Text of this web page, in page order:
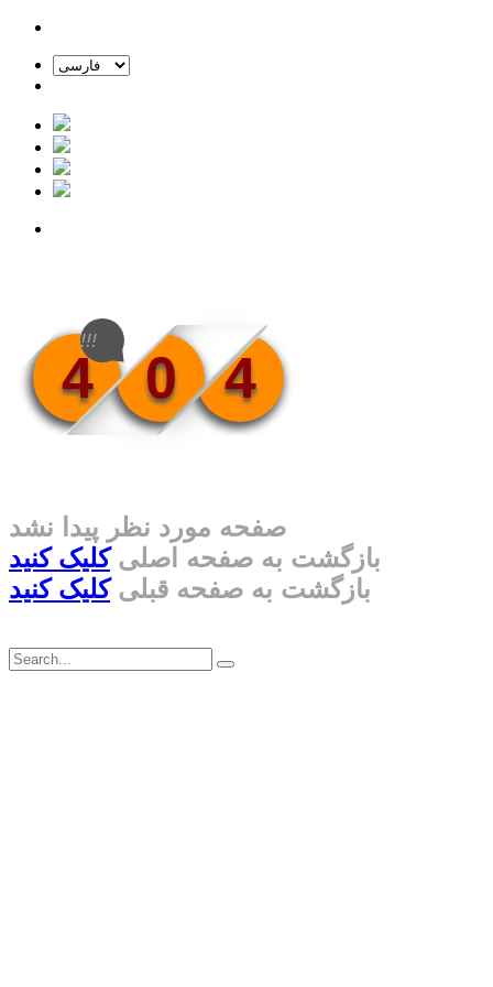
4 0 4
!!!
صفحه مورد نظر پیدا نشد
بازگشت به صفحه اصلیکلیک کنید
بازگشت به صفحه قبلیکلیک کنید